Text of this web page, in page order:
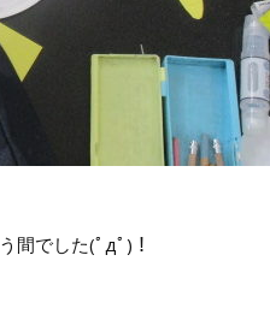
間でした(ﾟдﾟ)！